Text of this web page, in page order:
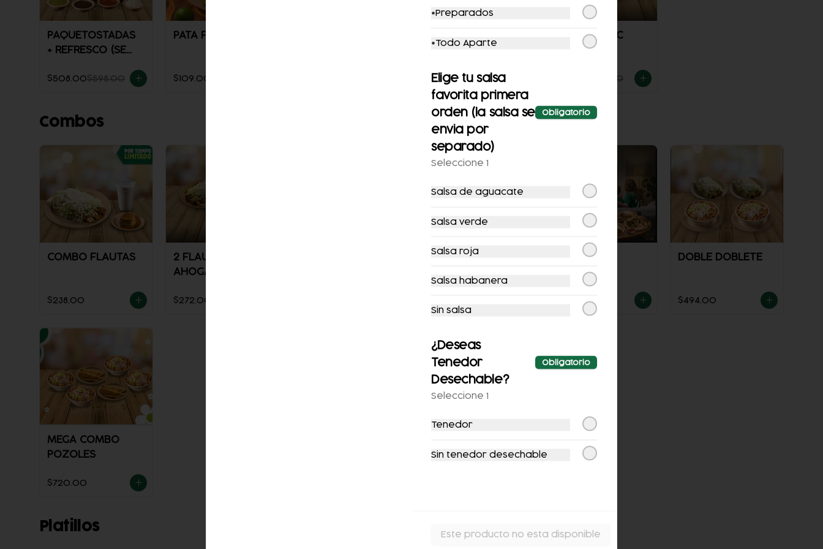
PAQUETOSTADAS
+ REFRESCO (SE
$508.00$598.00
PATA FUEGO
$109.00
VEGETALES
$104.00$124.00
TACOS BISTEC
$100.00
Combos
COMBO FLAUTAS
$238.00
2 FLAUTAS
AHOGADAS
$272.00
COMBO POZOLE +
PERSONAS)
COMBO
BOTANERO 1
$688.00
DOBLE DOBLETE
$494.00
MEGA COMBO
POZOLES
$720.00
Platillos
*Preparados
*Todo Aparte
Elige tu salsa
favorita primera
orden (la salsa se
envia por
separado)
Obligatorio
Seleccione 1
Salsa de aguacate
Salsa verde
Salsa roja
Salsa habanera
Sin salsa
¿Deseas
Tenedor
Desechable?
Obligatorio
Seleccione 1
Tenedor
Sin tenedor desechable
Este producto no esta disponible